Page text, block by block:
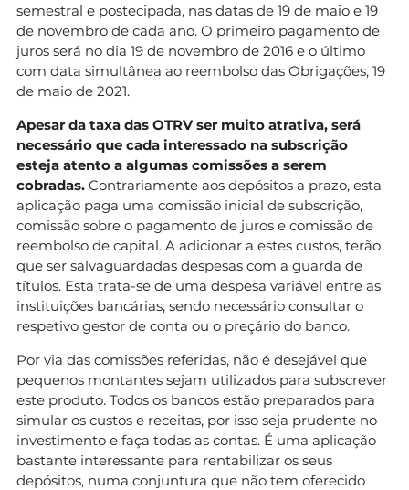
semestral e postecipada, nas datas de 19 de maio e 19
de novembro de cada ano. O primeiro pagamento de
juros será no dia 19 de novembro de 2016 e o último
com data simultânea ao reembolso das Obrigações, 19
de maio de 2021.
Apesar da taxa das OTRV ser muito atrativa, será
necessário que cada interessado na subscrição
esteja atento a algumas comissões a serem
cobradas. Contrariamente aos depósitos a prazo, esta
aplicação paga uma comissão inicial de subscrição,
comissão sobre o pagamento de juros e comissão de
reembolso de capital. A adicionar a estes custos, terão
que ser salvaguardadas despesas com a guarda de
títulos. Esta trata-se de uma despesa variável entre as
instituições bancárias, sendo necessário consultar o
respetivo gestor de conta ou o preçário do banco.
Por via das comissões referidas, não é desejável que
pequenos montantes sejam utilizados para subscrever
este produto. Todos os bancos estão preparados para
simular os custos e receitas, por isso seja prudente no
investimento e faça todas as contas. É uma aplicação
bastante interessante para rentabilizar os seus
depósitos, numa conjuntura que não tem oferecido